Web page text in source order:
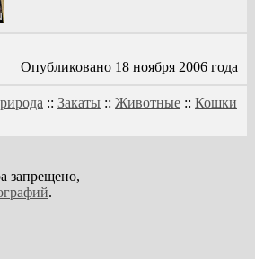
Опубликовано 18 ноября 2006 года
:: Закаты :: Животные :: Кошки
запрещено,
.